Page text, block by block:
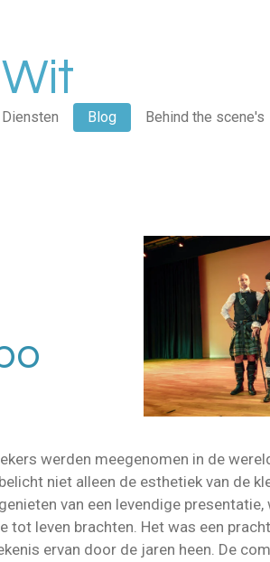
Diensten Blog Behind the scene's
werden meegenomen in de
niet alleen de esthetiek van de
van een levendige presentatie,
leven brachten. Het was een
ervan door de jaren heen. De